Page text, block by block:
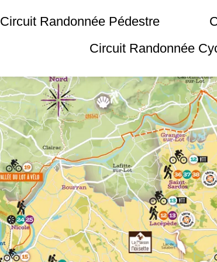
Circuit Randonnée Pédestre
Circuit Randonnée